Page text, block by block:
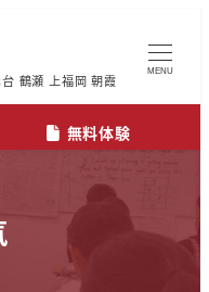
鶴瀬 上福岡 朝霞
無料体験
MENU